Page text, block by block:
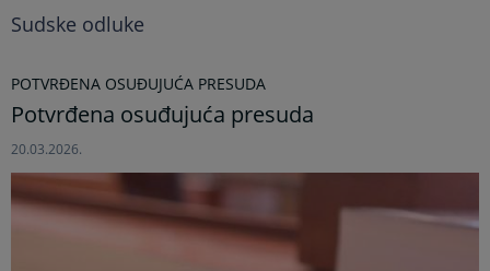
Sudske odluke
POTVRĐENA OSUĐUJUĆA PRESUDA
Potvrđena osuđujuća presuda
20.03.2026.